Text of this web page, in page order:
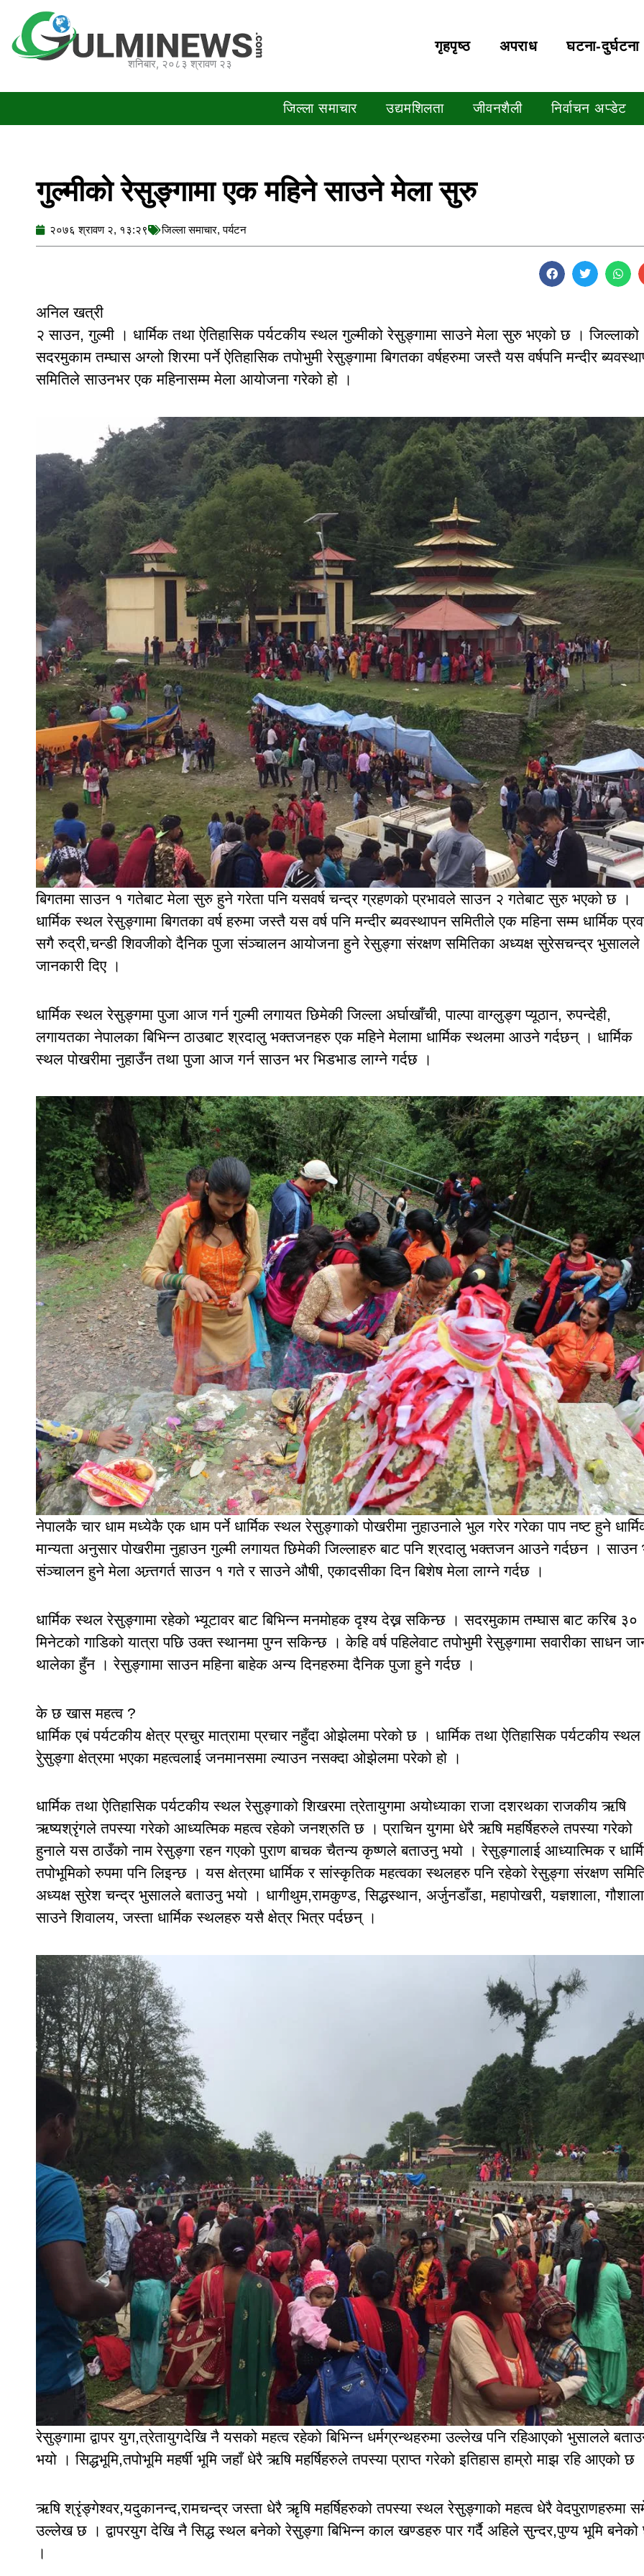
content
शनिबार, २०८३ श्रावण २३
गृहपृष्‍ठ अपराध घटना-दुर्घटना
जिल्ला समाचार उद्यमशिलता जीवनशैली निर्वाचन अप्डेट
गुल्मीको रेसुङ्गामा एक महिने साउने मेला सुरु
२०७६ श्रावण २, १३:२९ जिल्ला समाचार,पर्यटन
अनिल खत्री
२ साउन, गुल्मी । धार्मिक तथा ऐतिहासिक पर्यटकीय स्थल गुल्मीको रेसुङ्गामा साउने मेला सुरु भएको छ । जिल्लाको
सदरमुकाम तम्घास अग्लो शिरमा पर्ने ऐतिहासिक तपोभुमी रेसुङ्गामा बिगतका वर्षहरुमा जस्तै यस वर्षपनि मन्दीर
समितिले साउनभर एक महिनासम्म मेला आयोजना गरेको हो ।
बिगतमा साउन १ गतेबाट मेला सुरु हुने गरेता पनि यसवर्ष चन्द्र ग्रहणको प्रभावले साउन २ गतेबाट सुरु भएको छ ।
धार्मिक स्थल रेसुङ्गामा बिगतका वर्ष हरुमा जस्तै यस वर्ष पनि मन्दीर ब्यवस्थापन समितीले एक महिना सम्म धार्मिक
सगै रुद्री,चन्डी शिवजीको दैनिक पुजा संञ्चालन आयोजना हुने रेसुङ्गा संरक्षण समितिका अध्यक्ष सुरेसचन्द्र भुसालले
जानकारी दिए ।
धार्मिक स्थल रेसुङ्गमा पुजा आज गर्न गुल्मी लगायत छिमेकी जिल्ला अर्घाखाँची, पाल्पा वाग्लुङ्ग प्यूठान, रुपन्देही,
लगायतका नेपालका बिभिन्न ठाउबाट श्रदालु भक्तजनहरु एक महिने मेलामा धार्मिक स्थलमा आउने गर्दछन् । धार्मिक
स्थल पोखरीमा नुहाउँन तथा पुजा आज गर्न साउन भर भिडभाड लाग्ने गर्दछ ।
नेपालकै चार धाम मध्येकै एक धाम पर्ने धार्मिक स्थल रेसुङ्गाको पोखरीमा नुहाउनाले भुल गरेर गरेका पाप नष्ट हुने
मान्यता अनुसार पोखरीमा नुहाउन गुल्मी लगायत छिमेकी जिल्लाहरु बाट पनि श्रदालु भक्तजन आउने गर्दछन । साउन
संञ्चालन हुने मेला अन्र्तगर्त साउन १ गते र साउने औषी, एकादसीका दिन बिशेष मेला लाग्ने गर्दछ ।
धार्मिक स्थल रेसुङ्गामा रहेको भ्यूटावर बाट बिभिन्न मनमोहक दृश्य देख्न सकिन्छ । सदरमुकाम तम्घास बाट करिब ३०
मिनेटको गाडिको यात्रा पछि उक्त स्थानमा पुग्न सकिन्छ । केहि वर्ष पहिलेवाट तपोभुमी रेसुङ्गामा सवारीका साधन
थालेका हुँन । रेसुङ्गामा साउन महिना बाहेक अन्य दिनहरुमा दैनिक पुजा हुने गर्दछ ।
के छ खास महत्व ?
धार्मिक एबं पर्यटकीय क्षेत्र प्रचुर मात्रामा प्रचार नहुँदा ओझेलमा परेको छ । धार्मिक तथा ऐतिहासिक पर्यटकीय स्थल
रेुसुङ्गा क्षेत्रमा भएका महत्वलाई जनमानसमा ल्याउन नसक्दा ओझेलमा परेको हो ।
धार्मिक तथा ऐतिहासिक पर्यटकीय स्थल रेसुङ्गाको शिखरमा त्रेतायुगमा अयोध्याका राजा दशरथका राजकीय ऋषि
ऋष्यश्रृंगले तपस्या गरेको आध्यत्मिक महत्व रहेको जनश्रुति छ । प्राचिन युगमा धेरै ऋषि महर्षिहरुले तपस्या गरेको
हुनाले यस ठाउँको नाम रेसुङ्गा रहन गएको पुराण बाचक चैतन्य कृष्णले बताउनु भयो । रेसुङ्गालाई आध्यात्मिक र
तपोभूमिको रुपमा पनि लिइन्छ । यस क्षेत्रमा धार्मिक र सांस्कृतिक महत्वका स्थलहरु पनि रहेको रेसुङ्गा संरक्षण
अध्यक्ष सुरेश चन्द्र भुसालले बताउनु भयो । धागीथुम,रामकुण्ड, सिद्धस्थान, अर्जुनडाँडा, महापोखरी, यज्ञशाला,
साउने शिवालय, जस्ता धार्मिक स्थलहरु यसै क्षेत्र भित्र पर्दछन् ।
रेसुङ्गामा द्वापर युग,त्रेतायुगदेखि नै यसको महत्व रहेको बिभिन्न धर्मग्रन्थहरुमा उल्लेख पनि रहिआएको भुसालले
भयो । सिद्धभूमि,तपोभूमि महर्षी भूमि जहाँ धेरै ऋषि महर्षिहरुले तपस्या प्राप्त गरेको इतिहास हाम्रो माझ रहि आएको छ
ऋषि श्रृंङ्गेश्वर,यदुकानन्द,रामचन्द्र जस्ता धेरै ऋृषि महर्षिहरुको तपस्या स्थल रेसुङ्गाको महत्व धेरै वेदपुराणहरुमा
उल्लेख छ । द्वापरयुग देखि नै सिद्ध स्थल बनेको रेसुङ्गा बिभिन्न काल खण्डहरु पार गर्दै अहिले सुन्दर,पुण्य भूमि
।